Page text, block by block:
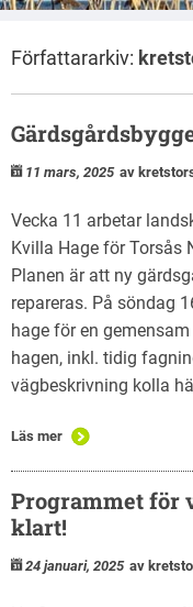
Författararkiv:
11 mars, 2025 av
Vecka 11 arbetar
Kvilla Hage för Torsås
Planen är att ny
repareras. På söndag
hage för en
hagen, inkl. tidig
vägbeskrivning kolla
Läs mer
Programmet för
klart!
24 januari, 2025 av